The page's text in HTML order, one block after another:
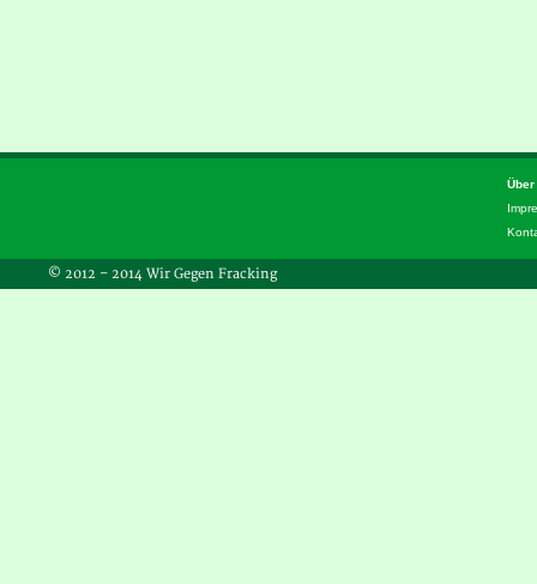
Über
© 2012 – 2014 Wir Gegen Fracking